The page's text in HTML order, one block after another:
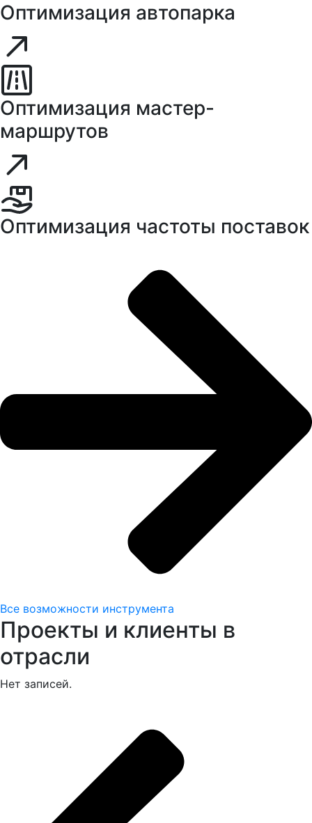
Оптимизация автопарка
Оптимизация мастер-
маршрутов
Оптимизация частоты поставок
Все возможности инструмента
Проекты и клиенты в
отрасли
Нет записей.